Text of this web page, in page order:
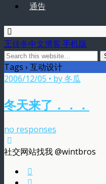
通告
王佳冬中文博客 手机版
Tags › 互动设计
2006/12/05 • by 冬瓜
冬天来了．．．
no responses
社交网站找我 @wintbros